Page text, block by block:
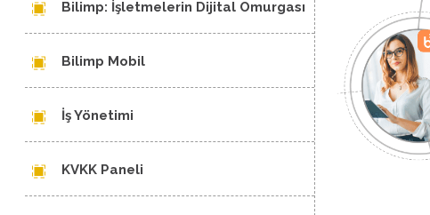
Bilimp: İşletmelerin Dijital Omurgası
Bilimp Mobil
İş Yönetimi
KVKK Paneli